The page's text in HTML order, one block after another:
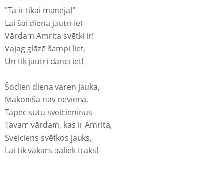
"Tā ir tikai manējā!"
Lai šai dienā jautri iet -
Vārdam Amrita svētki ir!
Vajag glāzē šampi liet,
Un tik jautri dancī iet!
Šodien diena varen jauka,
Mākonīša nav neviena,
Tāpēc sūtu sveicieniņus
Tavam vārdam, kas ir Amrita,
Sveiciens svētkos jauks,
Lai tik vakars paliek traks!